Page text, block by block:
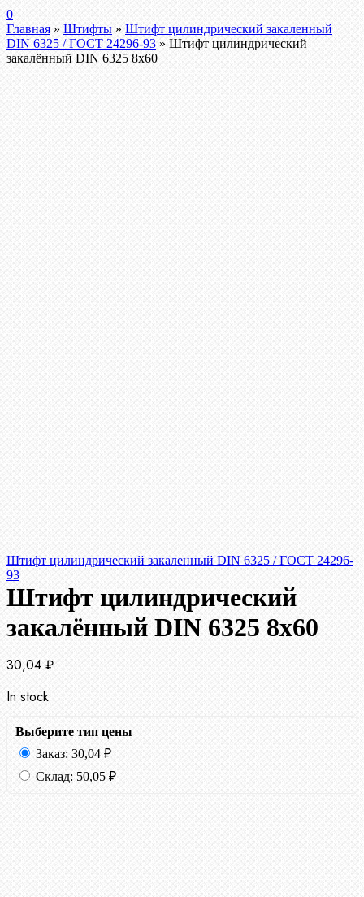
0
Главная » Штифты » Штифт цилиндрический закаленный
DIN 6325 / ГОСТ 24296-93 » Штифт цилиндрический
закалённый DIN 6325 8х60
Штифт цилиндрический закаленный DIN 6325 / ГОСТ 24296-
93
Штифт цилиндрический
закалённый DIN 6325 8х60
30,04 ₽
In stock
Выберите тип цены
Заказ: 30,04 ₽
Склад: 50,05 ₽